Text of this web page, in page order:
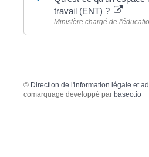
travail (ENT) ?
Ministère chargé de
© Direction de l'information légale et
comarquage developpé par baseo.io